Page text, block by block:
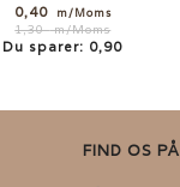
0,40 m/Moms
1,30m/Moms
Du sparer: 0,90
FIND OS PÅ